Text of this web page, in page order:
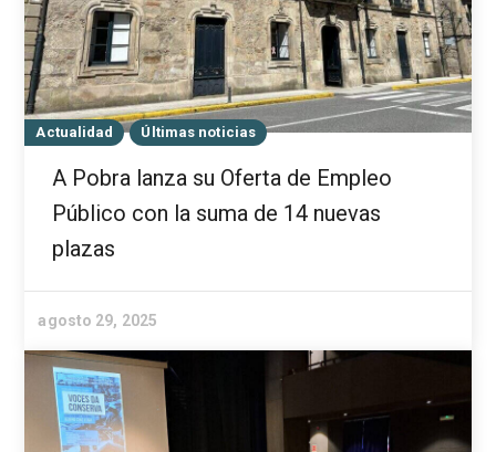
Actualidad Últimas noticias
A Pobra lanza su Oferta de Empleo
Público con la suma de 14 nuevas
plazas
agosto 29, 2025